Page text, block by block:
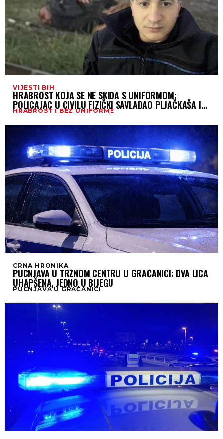
VIJESTI BIH
HRABROST KOJA SE NE SKIDA S UNIFORMOM:
POLICAJAC U CIVILU FIZIČKI SAVLADAO PLJAČKAŠA I
ZADRŽAO DO DOLASKA KOLEGA
HRABROST I BEZ UNIFORME
CRNA HRONIKA
PUCNJAVA U TRŽNOM CENTRU U GRAČANICI: DVA LICA
UHAPŠENA, JEDNO U BIJEGU
PUCNJAVA U GRAČANICI